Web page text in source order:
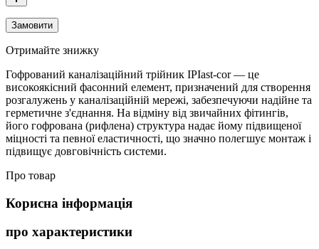
Замовити
Отримайте знижку
Гофрований каналізаційний трійник IPIast-cor — це
високоякісний фасонний елемент, призначений для створення
розгалужень у каналізаційній мережі, забезпечуючи надійне та
герметичне з'єднання. На відміну від звичайних фітингів,
його гофрована (рифлена) структура надає йому підвищеної
міцності та певної еластичності, що значно полегшує монтаж і
підвищує довговічність системи.
Про товар
Корисна інформація
про характеристики